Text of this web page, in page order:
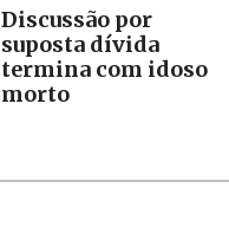
Discussão por
suposta dívida
termina com idoso
morto